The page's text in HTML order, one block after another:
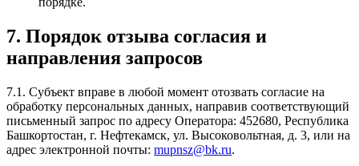
7. Порядок отзыва согласия и
направления запросов
7.1. Субъект вправе в любой момент отозвать согласие на
обработку персональных данных, направив соответствующий
письменный запрос по адресу Оператора: 452680, Республика
Башкортостан, г. Нефтекамск, ул. Высоковольтная, д. 3, или на
адрес электронной почты: mupnsz@bk.ru.